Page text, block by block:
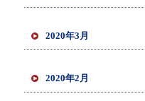
2020年3月
2020年2月